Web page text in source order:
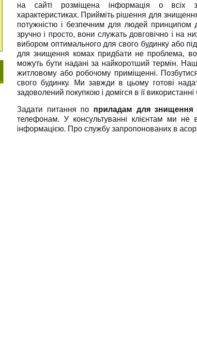
на сайті розміщена інформація о всіх
характеристиках. Прийміть рішення для
потужністю і безпечним для людей принципом
зручно і просто, вони служать довговічно і на
вибором оптимального для свого будинку або
для знищення комах придбати не проблема,
можуть бути надані за найкоротший термін.
житловому або робочому приміщенні.
свого будинку. Ми завжди в цьому готові
задоволений покупкою і домігся в її
Задати питання по приладам для знищення
телефонам. У консультуванні клієнтам ми не
інформацією. Про службу запропонованих в